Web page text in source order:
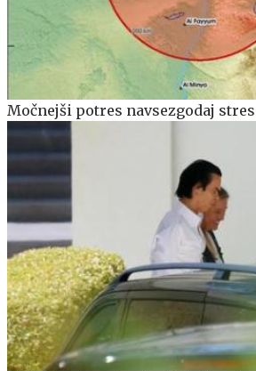
Močnejši potres navsezgodaj